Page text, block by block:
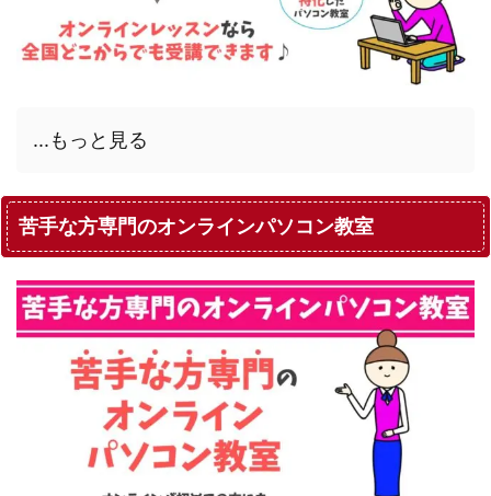
...もっと見る
苦手な方専門のオンラインパソコン教室